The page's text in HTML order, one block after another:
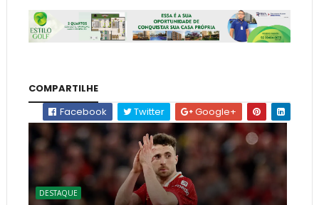
COMPARTILHE
Facebook
Twitter Google+
DESTAQUE